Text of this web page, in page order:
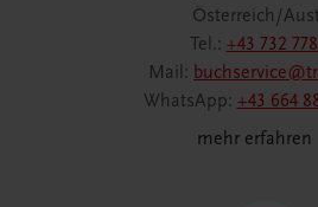
Österreich/
Tel.: +43 732
Mail:
WhatsApp: +43 664
mehr erfahren